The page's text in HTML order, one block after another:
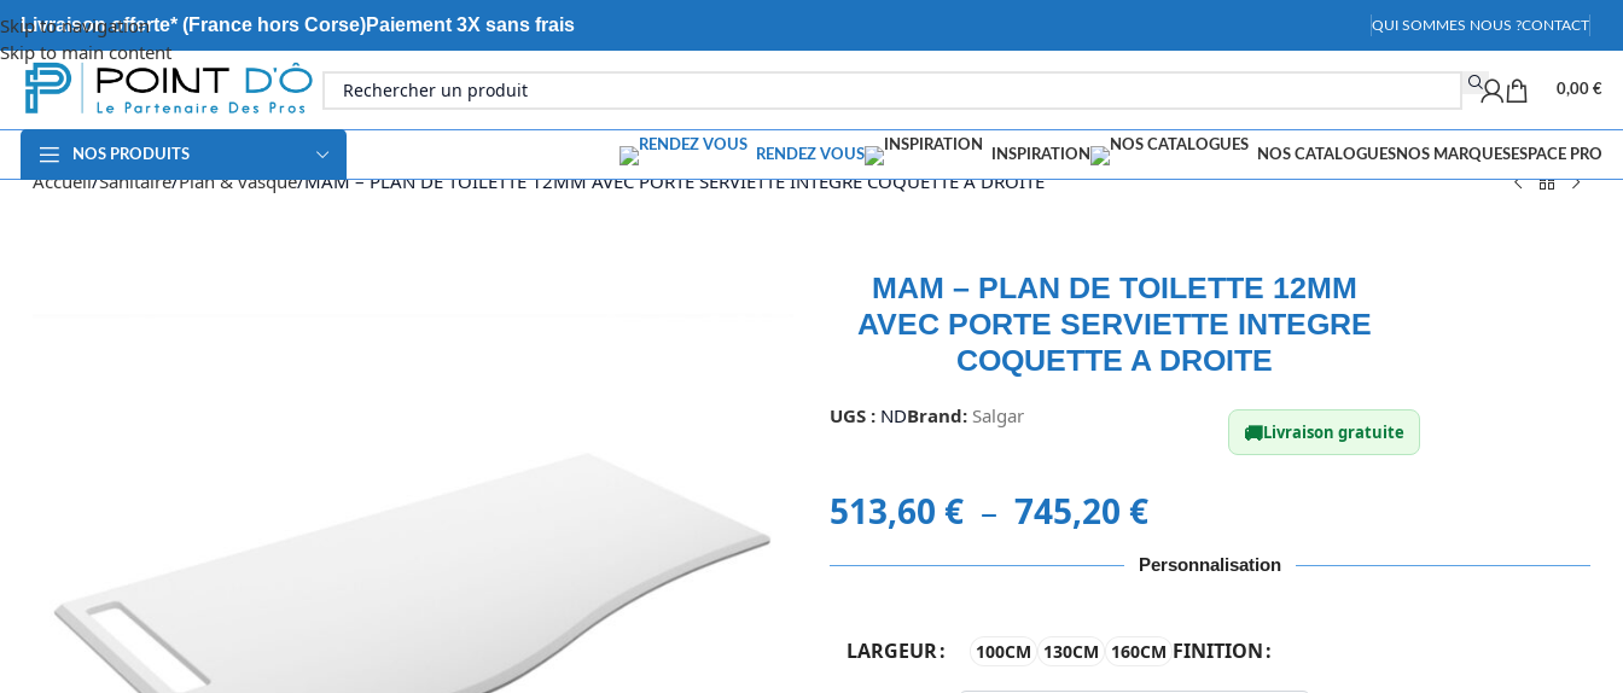
Skip to navigation
Skip to main content
Livraison offerte* (France hors Corse)Paiement 3X sans frais QUI SOMMES NOUS ?CONTACT
0,00 €
NOS PRODUITS RENDEZ VOUS INSPIRATION NOS CATALOGUESNOS MARQUESESPACE PRO
Accueil Sanitaire Plan & vasque MAM – PLAN DE TOILETTE 12MM AVEC PORTE SERVIETTE INTEGRE COQUETTE A DROITE
MAM – PLAN DE TOILETTE 12MM
AVEC PORTE SERVIETTE INTEGRE
COQUETTE A DROITE
UGS : NDBrand: Salgar
🚚Livraison gratuite
513,60 € – 745,20 €
Personnalisation
LARGEUR 100CM 130CM 160CM FINITION